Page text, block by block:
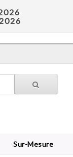
Sur-Mesure